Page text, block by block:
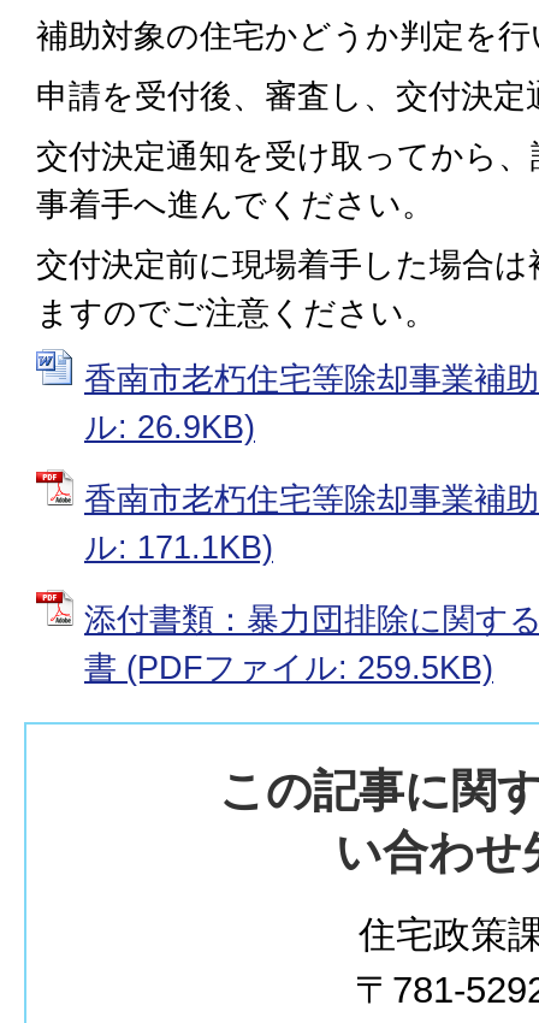
補助対象の住宅かどうか判定を
申請を受付後、審査し、交付決
交付決定通知を受け取ってから
事着手へ進んでください。
交付決定前に現場着手した場合
ますのでご注意ください。
香南市老朽住宅等除却事業補
ル: 26.9KB)
香南市老朽住宅等除却事業補
ル: 171.1KB)
添付書類：暴力団排除に関す
書 (PDFファイル: 259.5KB)
この記事に関
い合わせ
住宅政策
〒781-